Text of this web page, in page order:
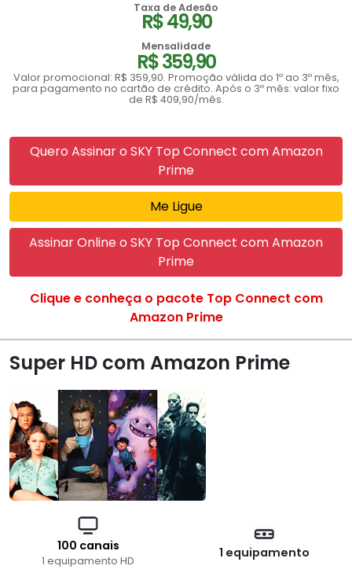
Taxa de Adesão
R$ 49,90
Mensalidade
R$ 359,90
Valor promocional: R$ 359,90. Promoção válida do 1º ao 3º mês,
para pagamento no cartão de crédito. Após o 3º mês: valor fixo
de R$ 409,90/mês.
Quero Assinar o SKY Top Connect com Amazon
Prime
Me Ligue
Assinar Online o SKY Top Connect com Amazon
Prime
Clique e conheça o pacote Top Connect com
Amazon Prime
Super HD com Amazon Prime
100 canais
1 equipamento HD
1 equipamento